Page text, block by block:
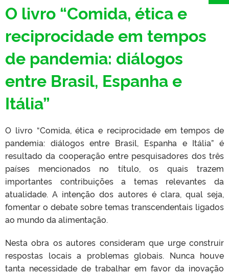
O livro “Comida, ética e
reciprocidade em tempos
de pandemia: diálogos
entre Brasil, Espanha e
Itália”
O livro “Comida, ética e reciprocidade em tempos de
pandemia: diálogos entre Brasil, Espanha e Itália” é
resultado da cooperação entre pesquisadores dos três
países mencionados no título, os quais trazem
importantes contribuições a temas relevantes da
atualidade. A intenção dos autores é clara, qual seja,
fomentar o debate sobre temas transcendentais ligados
ao mundo da alimentação.
Nesta obra os autores consideram que urge construir
respostas locais a problemas globais. Nunca houve
tanta necessidade de trabalhar em favor da inovação